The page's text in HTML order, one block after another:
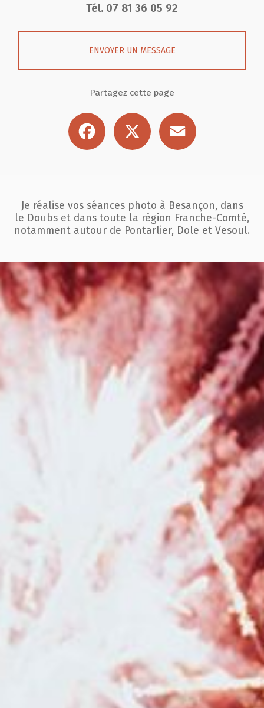
Tél. 07 81 36 05 92
ENVOYER UN MESSAGE
Partagez cette page
Facebook
Je réalise vos séances photo à Besançon, dans
le Doubs et dans toute la région Franche-Comté,
notamment autour de Pontarlier, Dole et Vesoul.